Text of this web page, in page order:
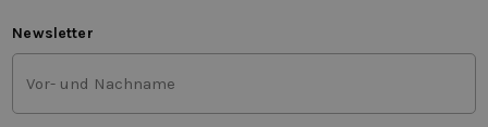
Newsletter
und
Nachname